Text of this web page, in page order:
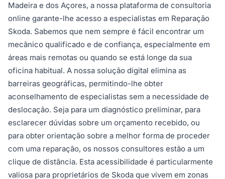
Madeira e dos Açores, a nossa plataforma de consultoria
online garante-lhe acesso a especialistas em Reparação
Skoda. Sabemos que nem sempre é fácil encontrar um
mecânico qualificado e de confiança, especialmente em
áreas mais remotas ou quando se está longe da sua
oficina habitual. A nossa solução digital elimina as
barreiras geográficas, permitindo-lhe obter
aconselhamento de especialistas sem a necessidade de
deslocação. Seja para um diagnóstico preliminar, para
esclarecer dúvidas sobre um orçamento recebido, ou
para obter orientação sobre a melhor forma de proceder
com uma reparação, os nossos consultores estão a um
clique de distância. Esta acessibilidade é particularmente
valiosa para proprietários de Skoda que vivem em zonas